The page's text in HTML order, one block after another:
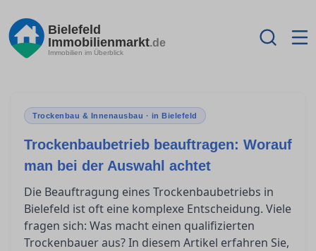
Bielefeld
Immobilienmarkt.de
Immobilien im Überblick
Trockenbau & Innenausbau · in Bielefeld
Trockenbaubetrieb beauftragen: Worauf
man bei der Auswahl achtet
Die Beauftragung eines Trockenbaubetriebs in
Bielefeld ist oft eine komplexe Entscheidung. Viele
fragen sich: Was macht einen qualifizierten
Trockenbauer aus? In diesem Artikel erfahren Sie,